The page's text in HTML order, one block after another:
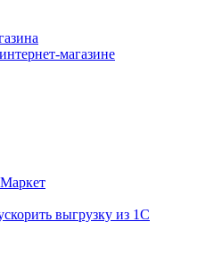
магазине
выгрузку из 1С